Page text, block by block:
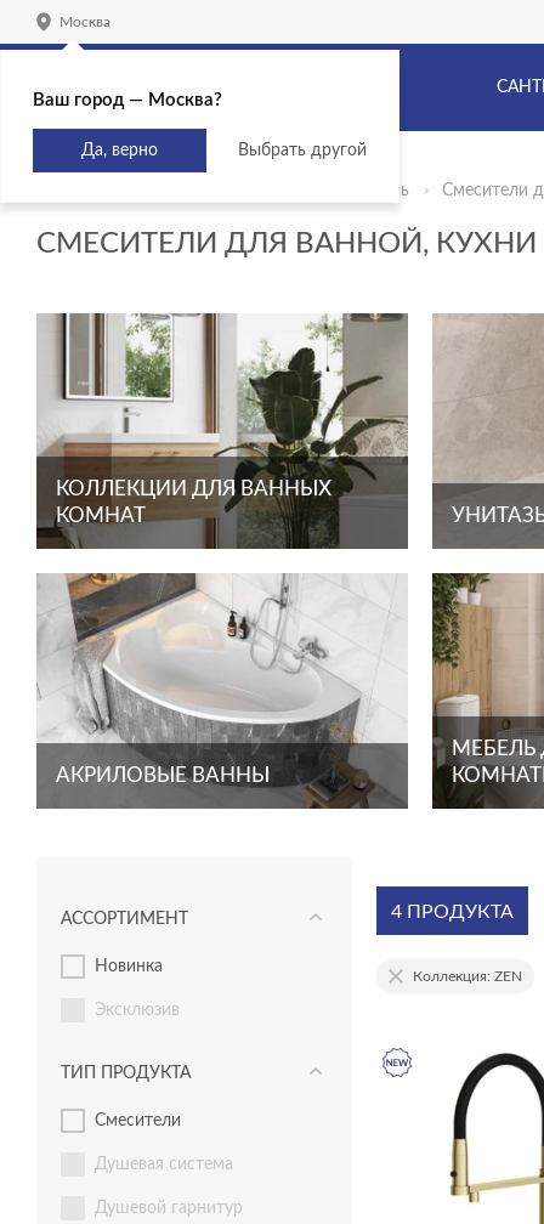
Москва
Сантехника и мебель Смесители
CМЕСИТЕЛИ ДЛЯ ВАННОЙ,
КОЛЛЕКЦИИ ДЛЯ ВАННЫХ
КОМНАТ
АКРИЛОВЫЕ ВАННЫ
МЕБЕЛЬ
АССОРТИМЕНТ
новинка
эксклюзив
ТИП ПРОДУКТА
смесители
душевая система
душевой гарнитур
4 ПРОДУКТА
Коллекция: ZEN
Ваш город — Москва?
Да, верно Выбрать другой